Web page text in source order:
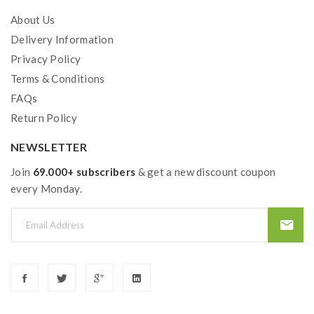
Technische Daten
Geschmacksprofil
Herstellungsland
China
Produkt
Mate500 Pods
Inhalt
2x 2 ml
Wassermelone
PG / VG Verhältnis
50 / 50
Pack
About Us
Delivery Information
Privacy Policy
Terms & Conditions
FAQs
Return Policy
NEWSLETTER
Join 69.000+ subscribers & get a new discount coupon
every Monday.